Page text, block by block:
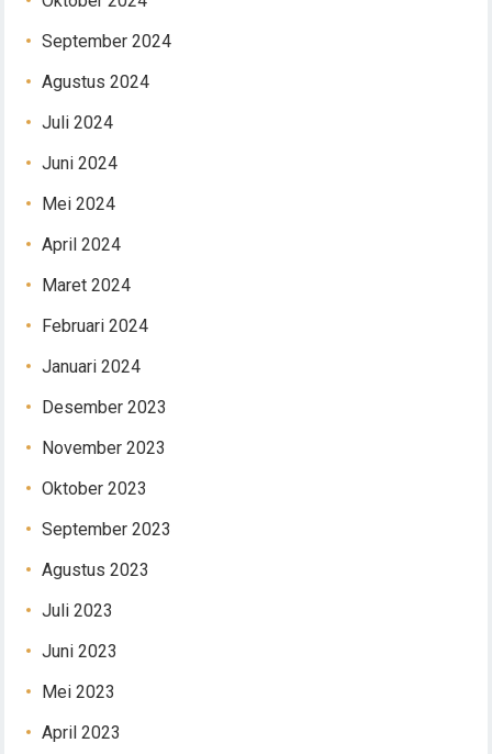
September 2024
Agustus 2024
Juli 2024
Juni 2024
Mei 2024
April 2024
Maret 2024
Februari 2024
Januari 2024
Desember 2023
November 2023
Oktober 2023
September 2023
Agustus 2023
Juli 2023
Juni 2023
Mei 2023
April 2023